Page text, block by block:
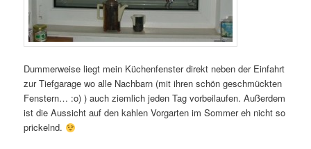
Dummerweise liegt mein Küchenfenster direkt neben der Einfahrt
zur Tiefgarage wo alle Nachbarn (mit ihren schön geschmückten
Fenstern… :o) ) auch ziemlich jeden Tag vorbeilaufen. Außerdem
ist die Aussicht auf den kahlen Vorgarten im Sommer eh nicht so
prickelnd.